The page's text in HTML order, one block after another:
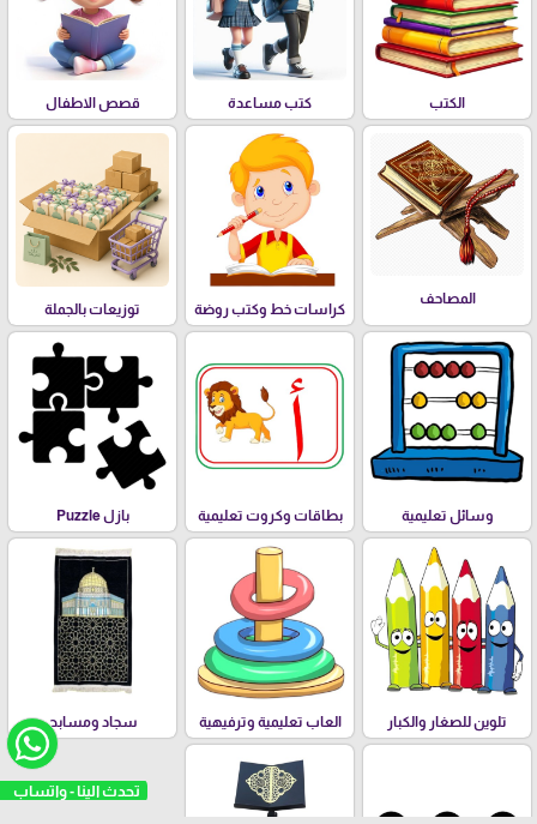
تحدث الينا - واتساب
الكتب كتب مساعدة قصص الاطفال
المصاحف
كراسات خط وكتب روضة توزيعات بالجملة
وسائل تعليمية بطاقات وكروت تعليمية بازل Puzzle
تلوين للصغار والكبار العاب تعليمية وترفيهية سجاد ومسابح